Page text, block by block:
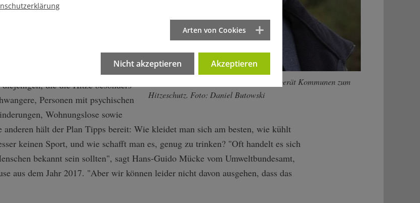
Klimaforscherin Henny Annette Grewe berät Kommunen zum
Hitzeschutz. Foto: Daniel Butowski
einen Hitzeaktionsplan.
Konzept, Freiburg überlegt
die SPD, dass die Verwaltung
Bevölkerung und mit
31 Maßnahmen
die die Hitze besonders
Personen mit psychischen
Wohnungslose sowie
hält der Plan Tipps bereit: Wie kleidet man sich am besten, wie kühlt
keinen Sport, und wie schafft man es, genug zu trinken? "Oft handelt es sich
bekannt sein sollten", sagt Hans-Guido Mücke vom Umweltbundesamt,
aus dem Jahr 2017. "Aber wir können leider nicht davon ausgehen, dass das
Arten von Cookies
Nicht akzeptieren Akzeptieren